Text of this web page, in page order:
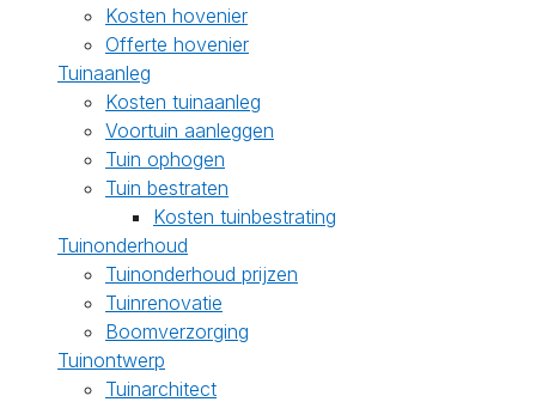
Kosten hovenier
Offerte hovenier
Tuinaanleg
Kosten tuinaanleg
Voortuin aanleggen
Tuin ophogen
Tuin bestraten
Kosten tuinbestrating
Tuinonderhoud
Tuinonderhoud prijzen
Tuinrenovatie
Boomverzorging
Tuinontwerp
Tuinarchitect